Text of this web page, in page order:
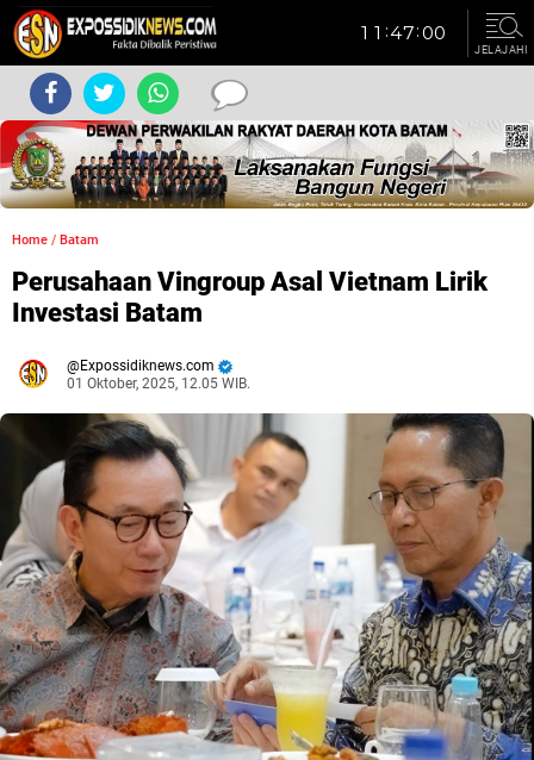
JELAJAHI
Home / Batam
Perusahaan Vingroup Asal Vietnam Lirik
Investasi Batam
Expossidiknews.com
01 Oktober, 2025, 12.05 WIB.